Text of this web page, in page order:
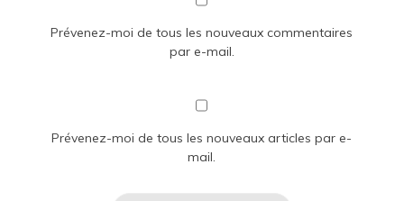
Prévenez-moi de tous les nouveaux commentaires
par e-mail.
Prévenez-moi de tous les nouveaux articles par e-
mail.